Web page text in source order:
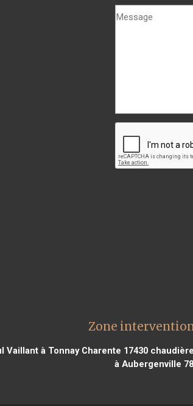
Zone
Vaillant à Tonnay Charente 17430
à Aubergenville